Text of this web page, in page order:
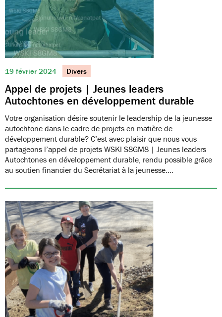
19 février 2024 Divers
Appel de projets | Jeunes leaders
Autochtones en développement durable
Votre organisation désire soutenir le leadership de la jeunesse
autochtone dans le cadre de projets en matière de
développement durable? C’est avec plaisir que nous vous
partageons l’appel de projets WSKI S8GM8 | Jeunes leaders
Autochtones en développement durable, rendu possible grâce
au soutien financier du Secrétariat à la jeunesse.…